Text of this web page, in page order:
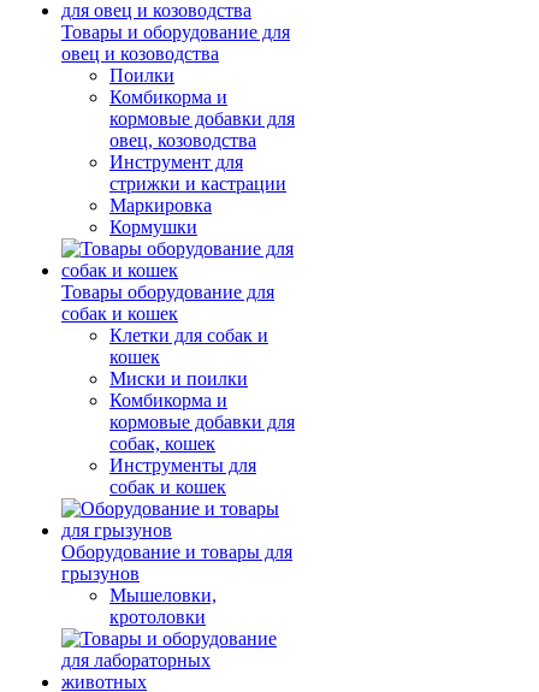
Товары и оборудование для
овец и козоводства
Поилки
Комбикорма и
кормовые добавки для
овец, козоводства
Инструмент для
стрижки и кастрации
Маркировка
Кормушки
Товары оборудование для
собак и кошек
Клетки для собак и
кошек
Миски и поилки
Комбикорма и
кормовые добавки для
собак, кошек
Инструменты для
собак и кошек
Оборудование и товары для
грызунов
Мышеловки,
кротоловки